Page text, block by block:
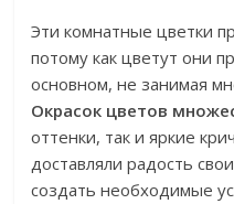
Эти комнатные цветки
потому как цветут они
основном, не занимая
Окрасок цветов
оттенки, так и яркие
доставляли радость
создать необходимые